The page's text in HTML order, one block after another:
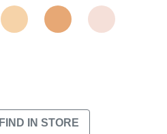
FIND IN STORE